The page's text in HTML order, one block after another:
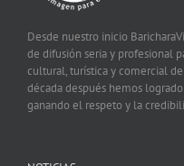
Desde nuestro inicio
de difusión seria y profesional
cultural, turística y comercial
década después hemos
ganando el respeto y la